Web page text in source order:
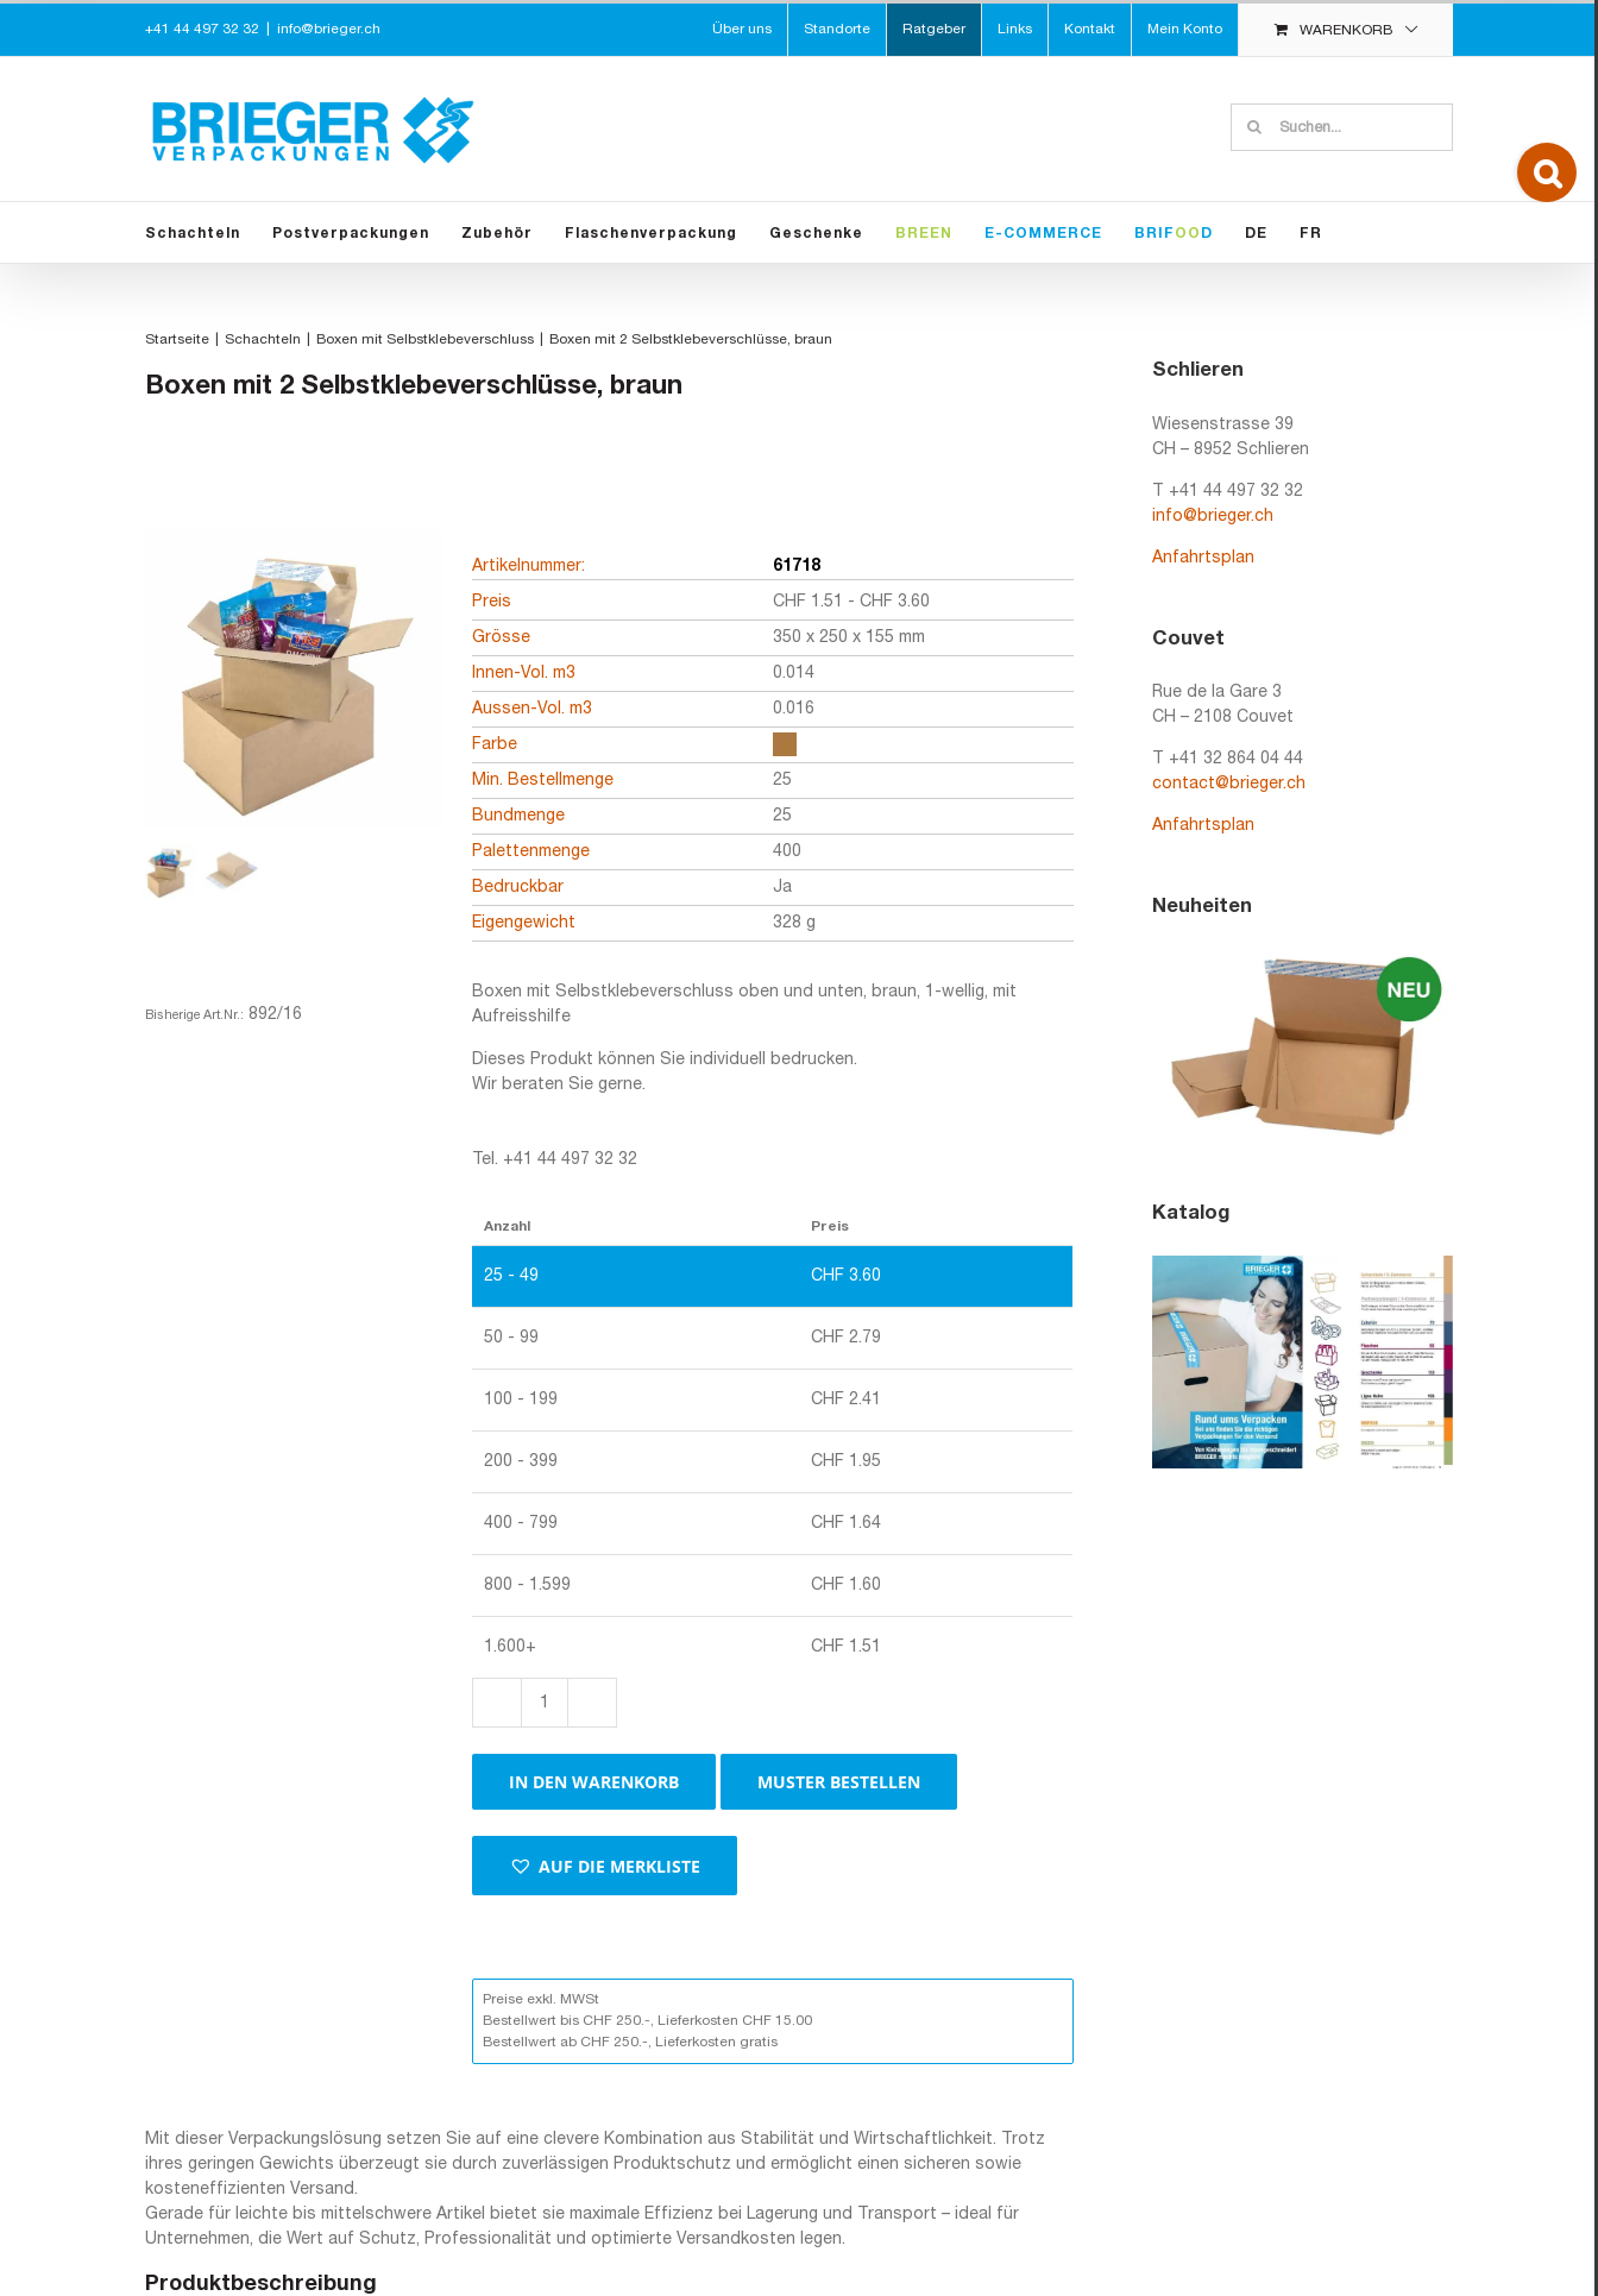
springen
+41 44 497 32 32 info@brieger.ch Über uns Standorte Ratgeber Links Kontakt Mein Konto WARENKORB
nach:
Schachteln Postverpackungen Zubehör Flaschenverpackung Geschenke BREEN E-COMMERCE BRIF OO D DE FR
Startseite Schachteln Boxen mit Selbstklebeverschluss Boxen mit 2 Selbstklebeverschlüsse, braun
Boxen mit 2 Selbstklebeverschlüsse, braun
Bisherige Art.Nr.: 892/16
Artikelnummer: 61718
Preis CHF 1.51 -CHF 3.60
Grösse 350 x 250 x 155 mm
Innen-Vol. m3 0.014
Aussen-Vol. m3 0.016
Farbe
Min. Bestellmenge 25
Bundmenge 25
Palettenmenge 400
Bedruckbar Ja
Eigengewicht 328 g
Boxen mit Selbstklebeverschluss oben und unten, braun, 1-wellig, mit
Aufreisshilfe
Dieses Produkt können Sie individuell bedrucken.
Wir beraten Sie gerne.
Tel. +41 44 497 32 32
Anzahl Preis
25 - 49 CHF 3.60
50 - 99 CHF 2.79
100 - 199 CHF 2.41
200 - 399 CHF 1.95
400 - 799 CHF 1.64
800 - 1.599 CHF 1.60
1.600+ CHF 1.51
Selbstklebeverschlüsse,
braun
Menge
IN DEN WARENKORB MUSTER BESTELLEN
AUF DIE MERKLISTE
Preise exkl. MWSt
Bestellwert bis CHF 250.-, Lieferkosten CHF 15.00
Bestellwert ab CHF 250.-, Lieferkosten gratis
Mit dieser Verpackungslösung setzen Sie auf eine clevere Kombination aus Stabilität und Wirtschaftlichkeit. Trotz
ihres geringen Gewichts überzeugt sie durch zuverlässigen Produktschutz und ermöglicht einen sicheren sowie
kosteneffizienten Versand.
Gerade für leichte bis mittelschwere Artikel bietet sie maximale Effizienz bei Lagerung und Transport – ideal für
Unternehmen, die Wert auf Schutz, Professionalität und optimierte Versandkosten legen.
Produktbeschreibung
Schlieren
Wiesenstrasse 39
CH – 8952 Schlieren
T +41 44 497 32 32
info@brieger.ch
Anfahrtsplan
Couvet
Rue de la Gare 3
CH – 2108 Couvet
T +41 32 864 04 44
contact@brieger.ch
Anfahrtsplan
Neuheiten
Katalog
Toggle
Sliding
Bar